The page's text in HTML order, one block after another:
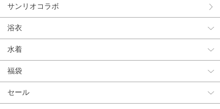
サンリオコラボ
浴衣
水着
福袋
セール